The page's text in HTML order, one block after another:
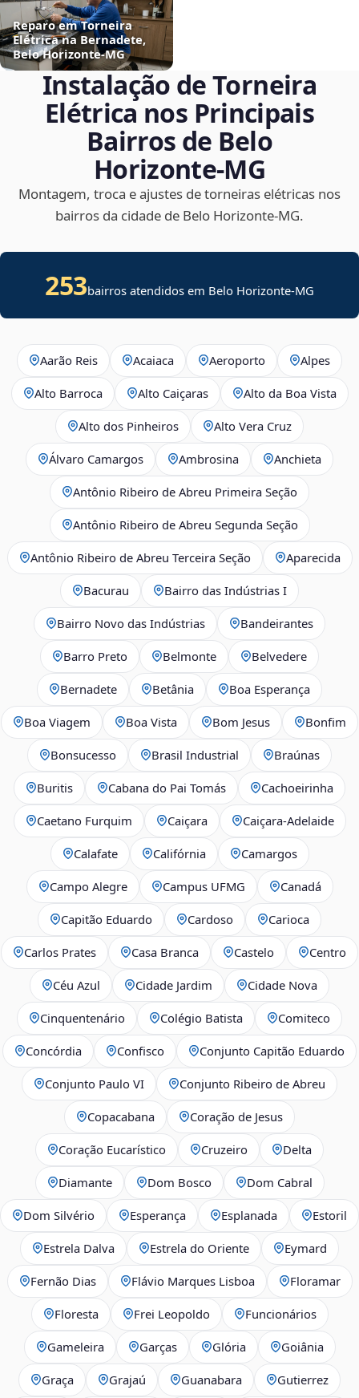
Reparo em Torneira
Elétrica na Bernadete,
Belo Horizonte‑MG
Instalação de Torneira
Elétrica nos Principais
Bairros de Belo
Horizonte‑MG
Montagem, troca e ajustes de torneiras elétricas nos
bairros da cidade de Belo Horizonte‑MG.
253bairros atendidos em Belo Horizonte-MG
Aarão Reis Acaiaca Aeroporto Alpes
Alto Barroca Alto Caiçaras Alto da Boa Vista
Alto dos Pinheiros Alto Vera Cruz
Álvaro Camargos Ambrosina Anchieta
Antônio Ribeiro de Abreu Primeira Seção
Antônio Ribeiro de Abreu Segunda Seção
Antônio Ribeiro de Abreu Terceira Seção Aparecida
Bacurau Bairro das Indústrias I
Bairro Novo das Indústrias Bandeirantes
Barro Preto Belmonte Belvedere
Bernadete Betânia Boa Esperança
Boa Viagem Boa Vista Bom Jesus Bonfim
Bonsucesso Brasil Industrial Braúnas
Buritis Cabana do Pai Tomás Cachoeirinha
Caetano Furquim Caiçara Caiçara-Adelaide
Calafate Califórnia Camargos
Campo Alegre Campus UFMG Canadá
Capitão Eduardo Cardoso Carioca
Carlos Prates Casa Branca Castelo Centro
Céu Azul Cidade Jardim Cidade Nova
Cinquentenário Colégio Batista Comiteco
Concórdia Confisco Conjunto Capitão Eduardo
Conjunto Paulo VI Conjunto Ribeiro de Abreu
Copacabana Coração de Jesus
Coração Eucarístico Cruzeiro Delta
Diamante Dom Bosco Dom Cabral
Dom Silvério Esperança Esplanada Estoril
Estrela Dalva Estrela do Oriente Eymard
Fernão Dias Flávio Marques Lisboa Floramar
Floresta Frei Leopoldo Funcionários
Gameleira Garças Glória Goiânia
Graça Grajaú Guanabara Gutierrez